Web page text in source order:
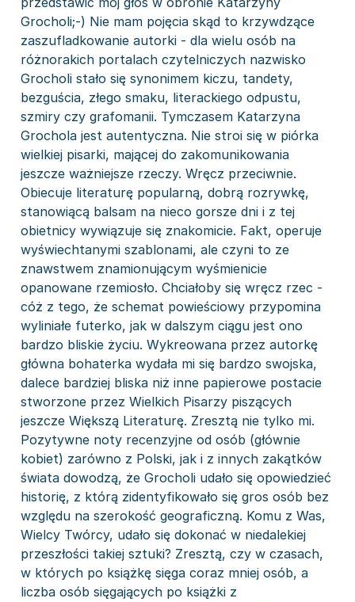
Grocholi;-) Nie mam pojęcia skąd to krzywdzące
zaszufladkowanie autorki - dla wielu osób na
różnorakich portalach czytelniczych nazwisko
Grocholi stało się synonimem kiczu, tandety,
bezguścia, złego smaku, literackiego odpustu,
szmiry czy grafomanii. Tymczasem Katarzyna
Grochola jest autentyczna. Nie stroi się w piórka
wielkiej pisarki, mającej do zakomunikowania
jeszcze ważniejsze rzeczy. Wręcz przeciwnie.
Obiecuje literaturę popularną, dobrą rozrywkę,
stanowiącą balsam na nieco gorsze dni i z tej
obietnicy wywiązuje się znakomicie. Fakt, operuje
wyświechtanymi szablonami, ale czyni to ze
znawstwem znamionującym wyśmienicie
opanowane rzemiosło. Chciałoby się wręcz rzec -
cóż z tego, że schemat powieściowy przypomina
wyliniałe futerko, jak w dalszym ciągu jest ono
bardzo bliskie życiu. Wykreowana przez autorkę
główna bohaterka wydała mi się bardzo swojska,
dalece bardziej bliska niż inne papierowe postacie
stworzone przez Wielkich Pisarzy piszących
jeszcze Większą Literaturę. Zresztą nie tylko mi.
Pozytywne noty recenzyjne od osób (głównie
kobiet) zarówno z Polski, jak i z innych zakątków
świata dowodzą, że Grocholi udało się opowiedzieć
historię, z którą zidentyfikowało się gros osób bez
względu na szerokość geograficzną. Komu z Was,
Wielcy Twórcy, udało się dokonać w niedalekiej
przeszłości takiej sztuki? Zresztą, czy w czasach,
w których po książkę sięga coraz mniej osób, a
liczba osób sięgających po książki z